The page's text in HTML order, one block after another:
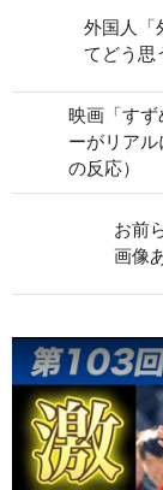
外国人「
てどう思
映画「す
ーがリア
の反応）
お前
画像